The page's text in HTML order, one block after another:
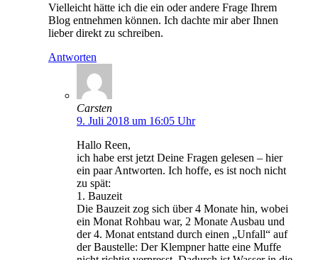
Vielleicht hätte ich die ein oder andere Frage Ihrem
Blog entnehmen können. Ich dachte mir aber Ihnen
lieber direkt zu schreiben.
Antworten
Carsten
9. Juli 2018 um 16:05 Uhr
Hallo Reen,
ich habe erst jetzt Deine Fragen gelesen – hier
ein paar Antworten. Ich hoffe, es ist noch nicht
zu spät:
1. Bauzeit
Die Bauzeit zog sich über 4 Monate hin, wobei
ein Monat Rohbau war, 2 Monate Ausbau und
der 4. Monat entstand durch einen „Unfall“ auf
der Baustelle: Der Klempner hatte eine Muffe